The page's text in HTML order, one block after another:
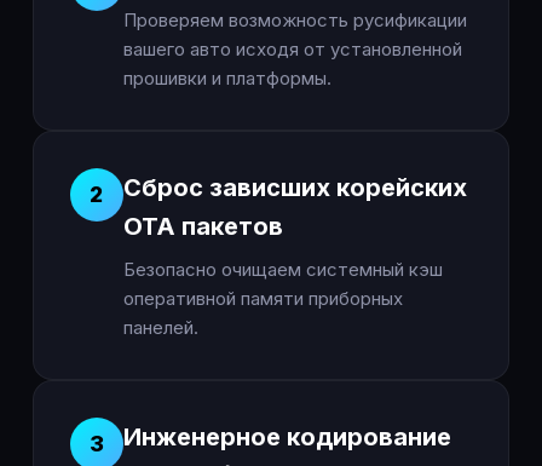
Проверяем возможность русификации
вашего авто исходя от установленной
прошивки и платформы.
2
Сброс зависших корейских
OTA пакетов
Безопасно очищаем системный кэш
оперативной памяти приборных
панелей.
3
Инженерное кодирование